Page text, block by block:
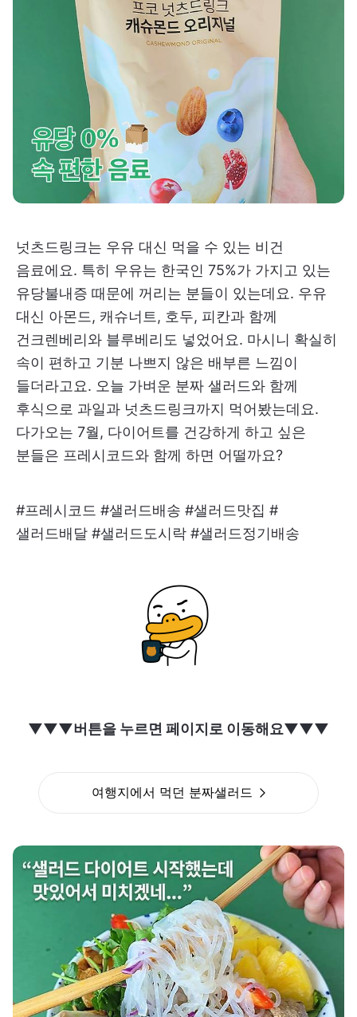
넛츠드링크는 우유 대신 먹을 수 있는 비건
음료에요. 특히 우유는 한국인 75%가 가지고 있는
유당불내증 때문에 꺼리는 분들이 있는데요. 우유
대신 아몬드, 캐슈너트, 호두, 피칸과 함께
건크렌베리와 블루베리도 넣었어요. 마시니 확실히
속이 편하고 기분 나쁘지 않은 배부른 느낌이
들더라고요. 오늘 가벼운 분짜 샐러드와 함께
후식으로 과일과 넛츠드링크까지 먹어봤는데요.
다가오는 7월, 다이어트를 건강하게 하고 싶은
분들은 프레시코드와 함께 하면 어떨까요?
#프레시코드 #샐러드배송 #샐러드맛집 #
샐러드배달 #샐러드도시락 #샐러드정기배송
▼▼▼버튼을 누르면 페이지로 이동해요▼▼▼
여행지에서 먹던 분짜샐러드